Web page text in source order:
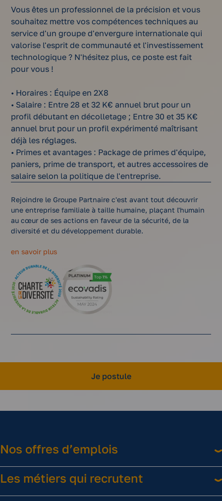
Vous êtes un professionnel de la précision et vous
souhaitez mettre vos compétences techniques au
service d'un groupe d'envergure internationale qui
valorise l'esprit de communauté et l'investissement
technologique ? N'hésitez plus, ce poste est fait
pour vous !
• Horaires : Équipe en 2X8
• Salaire : Entre 28 et 32 K€ annuel brut pour un
profil débutant en décolletage ; Entre 30 et 35 K€
annuel brut pour un profil expérimenté maîtrisant
déjà les réglages.
• Primes et avantages : Package de primes d'équipe,
paniers, prime de transport, et autres accessoires de
salaire selon la politique de l'entreprise.
Rejoindre le Groupe Partnaire c'est avant tout découvrir
une entreprise familiale à taille humaine, plaçant l'humain
au cœur de ses actions en faveur de la sécurité, de la
diversité et du développement durable.
en savoir plus
Je postule
Nos offres d’emplois
Les métiers qui recrutent